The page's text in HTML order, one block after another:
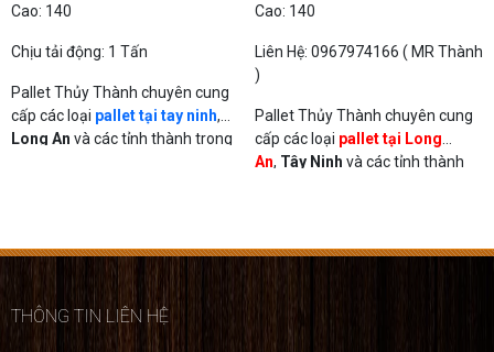
Cao: 140
Chịu tải động: 1 Tấn
Pallet Thủy Thành chuyên cung
cấp các loại pallet tại tay ninh,
Long An và các tỉnh thành trong
Cao: 140
Liên Hệ: 0967974166 ( MR Thành
)
Pallet Thủy Thành chuyên cung
cấp các loại pallet tại Long
An, Tây Ninh và các tỉnh thành
THÔNG TIN LIÊN HỆ